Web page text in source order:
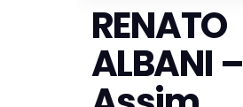
RENATO
ALBANI –